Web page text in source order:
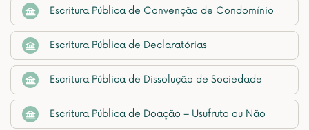
Escritura Pública de Convenção de Condomínio
Escritura Pública de Declaratórias
Escritura Pública de Dissolução de Sociedade
Escritura Pública de Doação – Usufruto ou Não